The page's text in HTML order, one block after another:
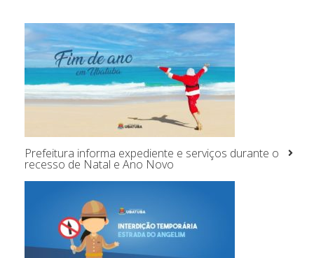
Prefeitura informa expediente e serviços durante o
recesso de Natal e Ano Novo